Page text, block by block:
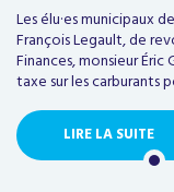
Les élu·es municipaux
François Legault, de
Finances, monsieur
taxe sur les carburants
LIRE LA SUITE